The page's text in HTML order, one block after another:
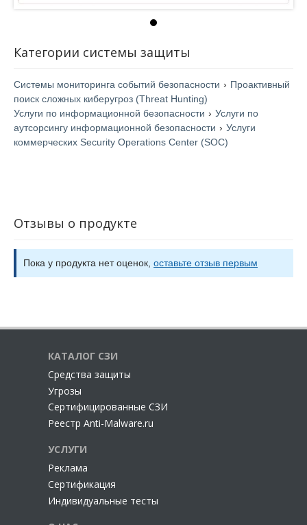
Категории системы защиты
Системы мониторинга событий безопасности › Проактивный
поиск сложных киберугроз (Threat Hunting)
Услуги по информационной безопасности › Услуги по
аутсорсингу информационной безопасности › Услуги
коммерческих Security Operations Center (SOC)
Отзывы о продукте
Пока у продукта нет оценок, оставьте отзыв первым
КАТАЛОГ СЗИ
Cредства защиты
Угрозы
Сертифицированные СЗИ
Реестр Anti-Malware.ru
УСЛУГИ
Реклама
Сертификация
Индивидуальные тесты